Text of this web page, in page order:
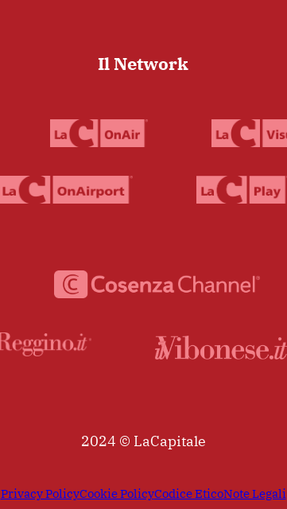
Il Network
2024 © LaCapitale
Privacy PolicyCookie PolicyCodice EticoNote Legali